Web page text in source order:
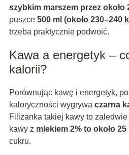
szybkim marszem przez około
puszce 500 ml (około 230–240
trzeba praktycznie podwoić.
Kawa a energetyk –
kalorii?
Porównując kawę i energetyk,
kaloryczności wygrywa czarna
Filiżanka takiej kawy to zaledwie
kawy z mlekiem 2% to około 25
cukru.